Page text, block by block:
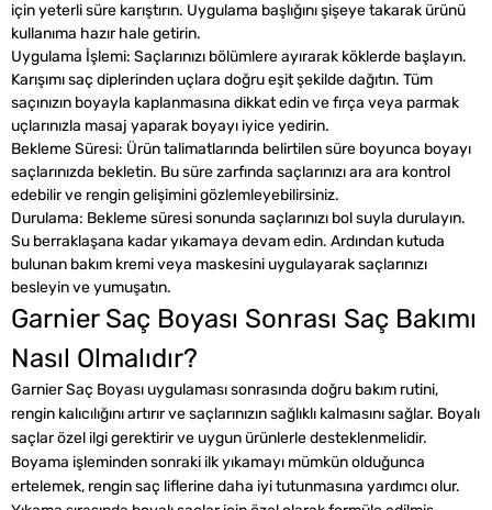
için yeterli süre karıştırın. Uygulama başlığını şişeye takarak ürünü
kullanıma hazır hale getirin.
Uygulama İşlemi: Saçlarınızı bölümlere ayırarak köklerde başlayın.
Karışımı saç diplerinden uçlara doğru eşit şekilde dağıtın. Tüm
saçınızın boyayla kaplanmasına dikkat edin ve fırça veya parmak
uçlarınızla masaj yaparak boyayı iyice yedirin.
Bekleme Süresi: Ürün talimatlarında belirtilen süre boyunca boyayı
saçlarınızda bekletin. Bu süre zarfında saçlarınızı ara ara kontrol
edebilir ve rengin gelişimini gözlemleyebilirsiniz.
Durulama: Bekleme süresi sonunda saçlarınızı bol suyla durulayın.
Su berraklaşana kadar yıkamaya devam edin. Ardından kutuda
bulunan bakım kremi veya maskesini uygulayarak saçlarınızı
besleyin ve yumuşatın.
Garnier Saç Boyası Sonrası Saç Bakımı
Nasıl Olmalıdır?
Garnier Saç Boyası uygulaması sonrasında doğru bakım rutini,
rengin kalıcılığını artırır ve saçlarınızın sağlıklı kalmasını sağlar. Boyalı
saçlar özel ilgi gerektirir ve uygun ürünlerle desteklenmelidir.
Boyama işleminden sonraki ilk yıkamayı mümkün olduğunca
ertelemek, rengin saç liflerine daha iyi tutunmasına yardımcı olur.